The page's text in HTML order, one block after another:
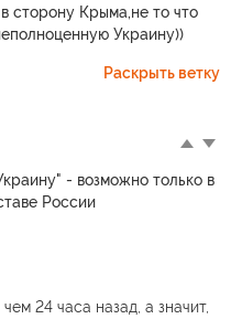
сторону Крыма,не то что
Украину))
Раскрыть ветку
- возможно только в
России
24 часа назад, а значит,